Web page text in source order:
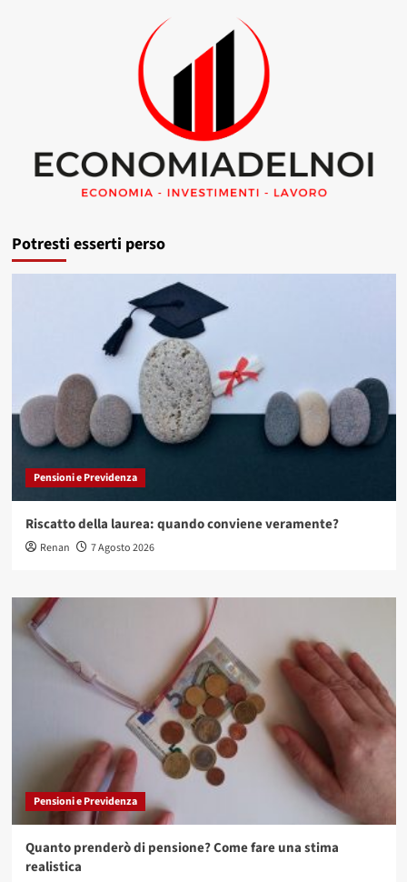
Potresti esserti perso
Pensioni e Previdenza
Riscatto della laurea: quando conviene veramente?
Renan 7 Agosto 2026
Pensioni e Previdenza
Quanto prenderò di pensione? Come fare una stima
realistica